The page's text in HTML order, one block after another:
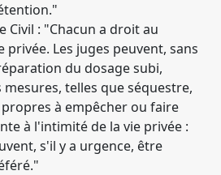
Civil : "Chacun a droit au
privée. Les juges peuvent, sans
du dosage subi,
telles que séquestre,
à empêcher ou faire
à l'intimité de la vie privée :
s'il y a urgence, être